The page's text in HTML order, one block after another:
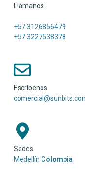
Llámanos
+57 3126856479
+57 3227538378
Escríbenos
Sedes
Medellín Colombia